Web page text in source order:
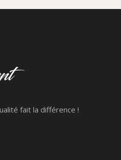
fait la différence !